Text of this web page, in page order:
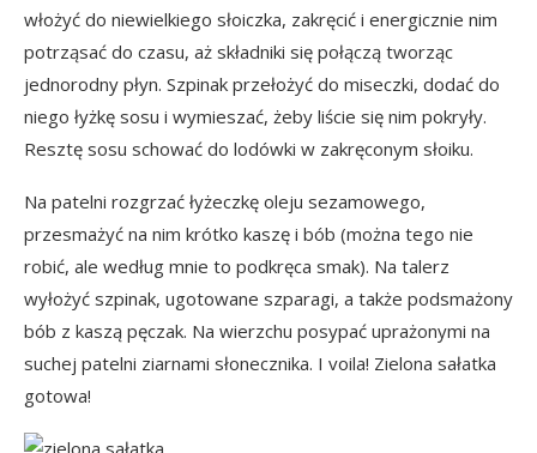
włożyć do niewielkiego słoiczka, zakręcić i energicznie nim
potrząsać do czasu, aż składniki się połączą tworząc
jednorodny płyn. Szpinak przełożyć do miseczki, dodać do
niego łyżkę sosu i wymieszać, żeby liście się nim pokryły.
Resztę sosu schować do lodówki w zakręconym słoiku.
Na patelni rozgrzać łyżeczkę oleju sezamowego,
przesmażyć na nim krótko kaszę i bób (można tego nie
robić, ale według mnie to podkręca smak). Na talerz
wyłożyć szpinak, ugotowane szparagi, a także podsmażony
bób z kaszą pęczak. Na wierzchu posypać uprażonymi na
suchej patelni ziarnami słonecznika. I voila! Zielona sałatka
gotowa!